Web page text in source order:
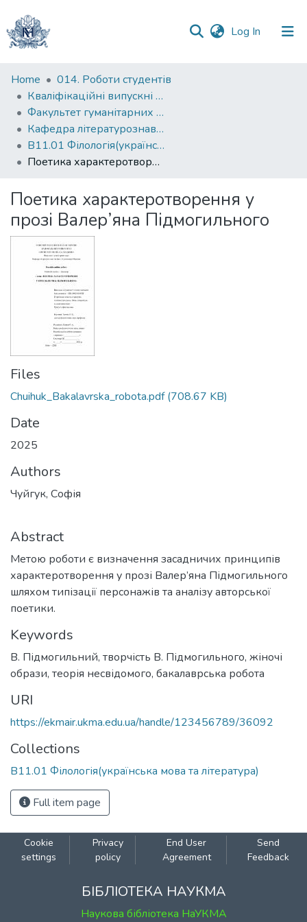
Log In (current)
Communities
&
Collections
All of DSpace
Home
014. Роботи студентів
Кваліфікаційні випускні роботи здобувачів вищої освіти бакалаврських програм
Факультет гуманітарних наук
Кафедра літературознавства
В11.01 Філологія(українська мова та література)
Поетика характеротворення у прозі Валер’яна Підмогильного
Поетика характеротворення у
прозі Валер’яна Підмогильного
Files
Chuihuk_Bakalavrska_robota.pdf(708.67 KB)
Date
2025
Authors
Чуйгук, Софія
Abstract
Метою роботи є визначення засадничих принципів
характеротворення у прозі Валер’яна Підмогильного
шляхом типізації персонажів та аналізу авторської
поетики.
Keywords
В. Підмогильний, творчість В. Підмогильного, жіночі
образи, теорія несвідомого, бакалаврська робота
URI
https://ekmair.ukma.edu.ua/handle/123456789/36092
Collections
В11.01 Філологія(українська мова та література)
Full item page
Cookie
settings
Privacy
policy
End User
Agreement
Send
Feedback
БІБЛІОТЕКА НАУКМА
Наукова бібліотека НаУКМА